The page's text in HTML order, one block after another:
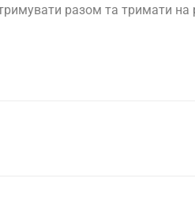
разом та тримати на